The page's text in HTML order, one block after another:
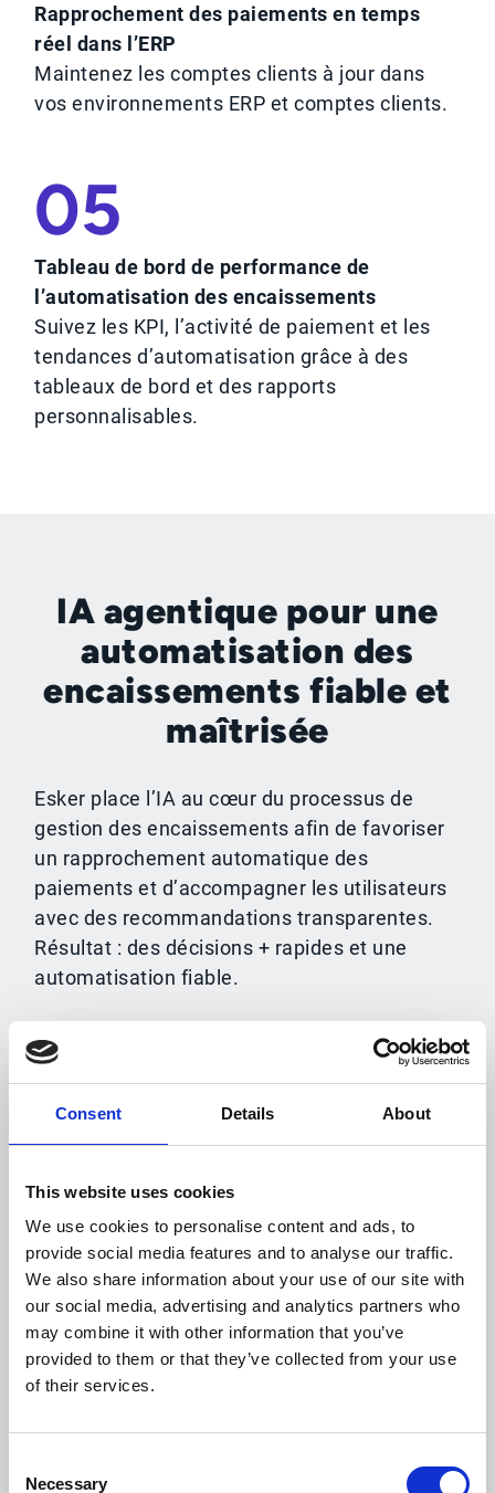
Consent Details About
This website uses cookies
We use cookies to personalise content and ads, to
provide social media features and to analyse our traffic.
We also share information about your use of our site with
our social media, advertising and analytics partners who
may combine it with other information that you’ve
provided to them or that they’ve collected from your use
of their services.
Selection
Necessary
Rapprochement des paiements en temps
réel dans l’ERP
Maintenez les comptes clients à jour dans
vos environnements ERP et comptes clients.
05
Tableau de bord de performance de
l’automatisation des encaissements
Suivez les KPI, l’activité de paiement et les
tendances d’automatisation grâce à des
tableaux de bord et des rapports
personnalisables.
IA agentique pour une
automatisation des
encaissements fiable et
maîtrisée
Esker place l’IA au cœur du processus de
gestion des encaissements afin de favoriser
un rapprochement automatique des
paiements et d’accompagner les utilisateurs
avec des recommandations transparentes.
Résultat : des décisions + rapides et une
automatisation fiable.
Rapprochement automatique des
Suggestions de rapprochement
transparentes
Chaque suggestion est enrichie
d'informations contextuelles
permettant aux utilisateurs de
comprendre rapidement pourquoi elle
est proposée et de la valider en toute
confiance.
Les utilisateurs gardent la main sur la
validation et les exceptions lorsqu’une